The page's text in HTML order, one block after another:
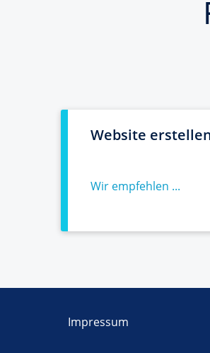
Website
Wir empfehlen ...
Impressum